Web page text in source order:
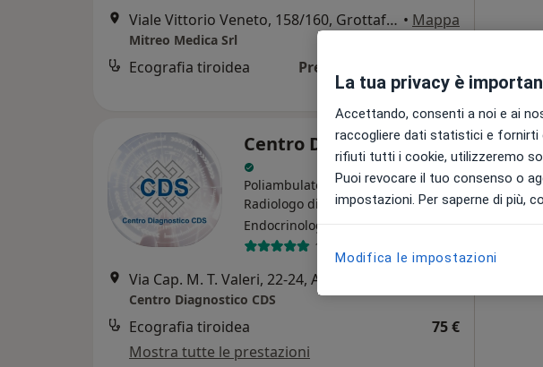
Viale Vittorio Veneto, 158/160, Grottaferrata • Mappa
Mitreo Medica Srl
Ecografia tiroidea Prezzo non disponibile
Centro Diagnostico CDS
Poliambulatorio
Radiologo diagnostico,
Endocrinologo, Neurologo
1216 recensioni
Centro Diagnostico CDS
Ecografia tiroidea
75 €
Mostra tutte le prestazioni
6
La tua privacy è
Accettando, consenti a noi e ai
raccogliere dati statistici e fornirti
rifiuti tutti i cookie, utilizzeremo
Puoi revocare il tuo consenso o
impostazioni. Per saperne di più,
Modifica le impostazioni